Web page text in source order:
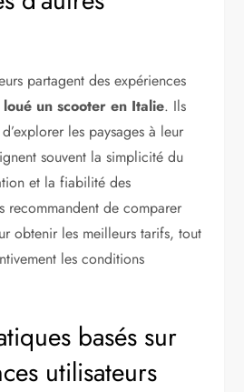
partagent des expériences
loué un scooter en Italie. Ils
les paysages à leur
souvent la simplicité du
et la fiabilité des
recommandent de comparer
obtenir les meilleurs tarifs, tout
les conditions
basés sur
utilisateurs